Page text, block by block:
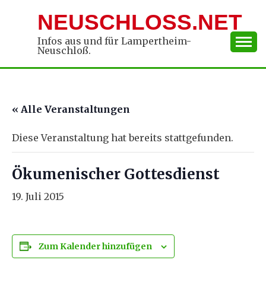
NEUSCHLOSS.NET
Infos aus und für Lampertheim-
Neuschloß.
« Alle Veranstaltungen
Diese Veranstaltung hat bereits stattgefunden.
Ökumenischer Gottesdienst
19. Juli 2015
Zum Kalender hinzufügen